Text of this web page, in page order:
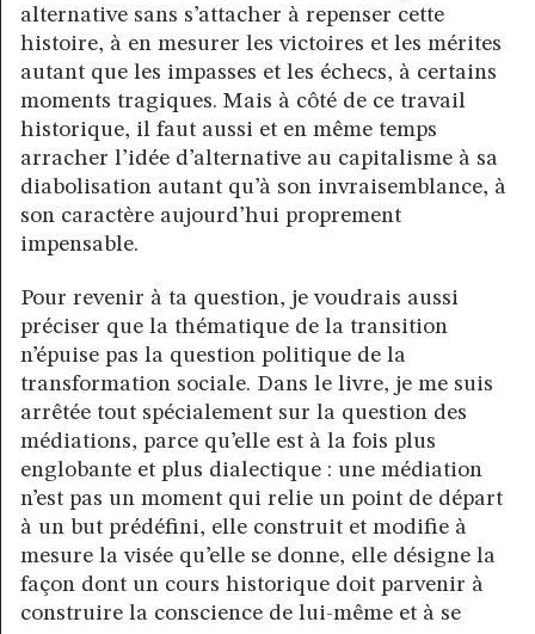
alternative sans s’attacher à repenser cette
histoire, à en mesurer les victoires et les mérites
autant que les impasses et les échecs, à certains
moments tragiques. Mais à côté de ce travail
historique, il faut aussi et en même temps
arracher l’idée d’alternative au capitalisme à sa
diabolisation autant qu’à son invraisemblance, à
son caractère aujourd’hui proprement
impensable.
Pour revenir à ta question, je voudrais aussi
préciser que la thématique de la transition
n’épuise pas la question politique de la
transformation sociale. Dans le livre, je me suis
arrêtée tout spécialement sur la question des
médiations, parce qu’elle est à la fois plus
englobante et plus dialectique : une médiation
n’est pas un moment qui relie un point de départ
à un but prédéfini, elle construit et modifie à
mesure la visée qu’elle se donne, elle désigne la
façon dont un cours historique doit parvenir à
construire la conscience de lui-même et à se